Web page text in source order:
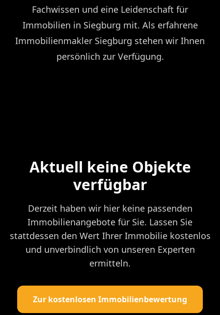
Fachwissen und eine Leidenschaft für
Immobilien in Siegburg mit. Als erfahrene
Immobilienmakler Siegburg stehen wir Ihnen
persönlich zur Verfügung.
Aktuell keine Objekte
verfügbar
Derzeit haben wir hier keine passenden
Immobilienangebote für Sie. Lassen Sie
stattdessen den Wert Ihrer Immobilie kostenlos
und unverbindlich von unseren Experten
ermitteln.
Zur kostenlosen Immobilienbewertung